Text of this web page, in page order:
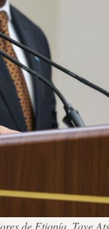
de Etiopía, Taye